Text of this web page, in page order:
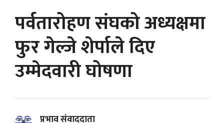
पर्वतारोहण संघको अध्यक्षमा
फुर गेल्जे शेर्पाले दिए
उम्मेदवारी घोषणा
प्रभाव संवाददाता